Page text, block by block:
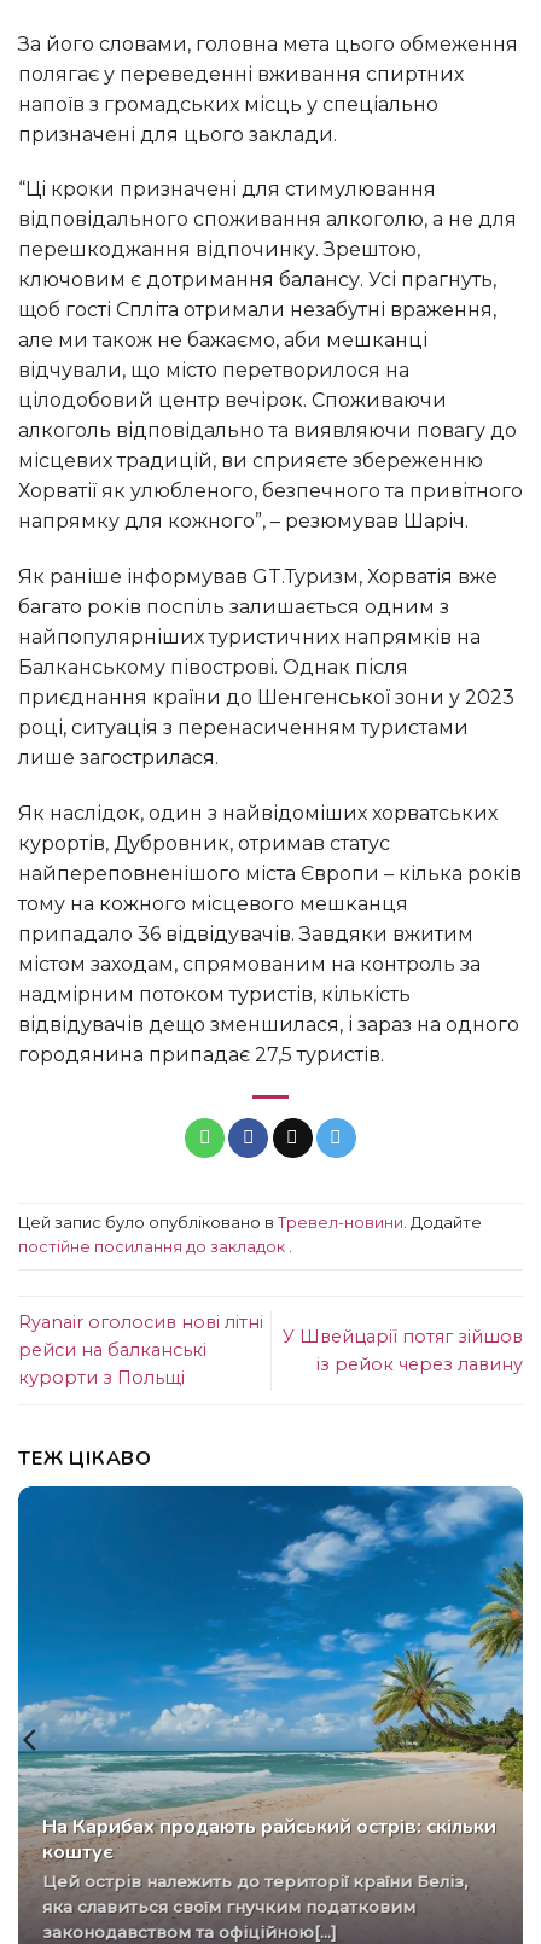
За його словами, головна мета цього обмеження
полягає у переведенні вживання спиртних
напоїв з громадських місць у спеціально
призначені для цього заклади.
“Ці кроки призначені для стимулювання
відповідального споживання алкоголю, а не для
перешкоджання відпочинку. Зрештою,
ключовим є дотримання балансу. Усі прагнуть,
щоб гості Спліта отримали незабутні враження,
але ми також не бажаємо, аби мешканці
відчували, що місто перетворилося на
цілодобовий центр вечірок. Споживаючи
алкоголь відповідально та виявляючи повагу до
місцевих традицій, ви сприяєте збереженню
Хорватії як улюбленого, безпечного та привітного
напрямку для кожного”, – резюмував Шаріч.
Як раніше інформував GT.Туризм, Хорватія вже
багато років поспіль залишається одним з
найпопулярніших туристичних напрямків на
Балканському півострові. Однак після
приєднання країни до Шенгенської зони у 2023
році, ситуація з перенасиченням туристами
лише загострилася.
Як наслідок, один з найвідоміших хорватських
курортів, Дубровник, отримав статус
найпереповненішого міста Європи – кілька років
тому на кожного місцевого мешканця
припадало 36 відвідувачів. Завдяки вжитим
містом заходам, спрямованим на контроль за
надмірним потоком туристів, кількість
відвідувачів дещо зменшилася, і зараз на одного
городянина припадає 27,5 туристів.
Цей запис було опубліковано в Тревел-новини. Додайте
постійне посилання до закладок .
Ryanair оголосив нові літні
рейси на балканські
курорти з Польщі
У Швейцарії потяг зійшов
із рейок через лавину
ТЕЖ ЦІКАВО
На Карибах продають райський острів: скільки
коштує
Цей острів належить до території країни Беліз,
яка славиться своїм гнучким податковим
законодавством та офіційною[...]